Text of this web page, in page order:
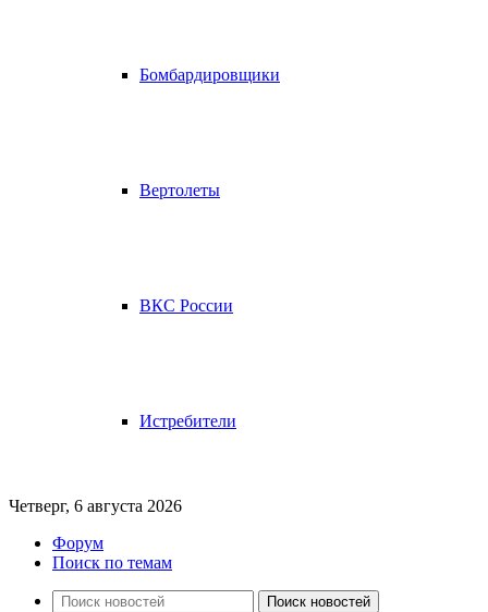
Бомбардировщики
Вертолеты
ВКС России
Истребители
Четверг, 6 августа 2026
Форум
Поиск по темам
Поиск новостей